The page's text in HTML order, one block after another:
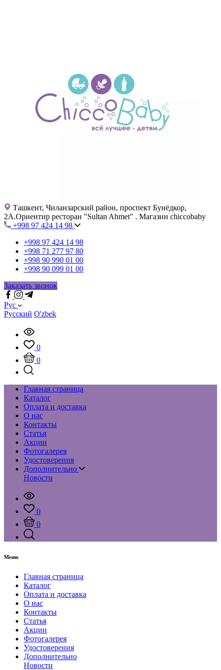
Ташкент, Чиланзарский район, проспект Бунёдкор,
2А.Ориентир ресторан "Sultan Ahmet" . Магазин chiccobaby
+998 97 424 14 98
+998 97 424 14 98
+998 71 277 97 80
+998 90 990 01 00
+998 90 099 01 00
Заказать звонок
Рус
Русский O'zbek
0
0
Главная страница
Каталог
Оплата и доставка
О нас
Контакты
Статья
Акции
Фотогалерея
Удостоверения
Дополнительно
Новости
0
0
Меню
Главная страница
Каталог
Оплата и доставка
О нас
Контакты
Статья
Акции
Фотогалерея
Удостоверения
Дополнительно
Новости